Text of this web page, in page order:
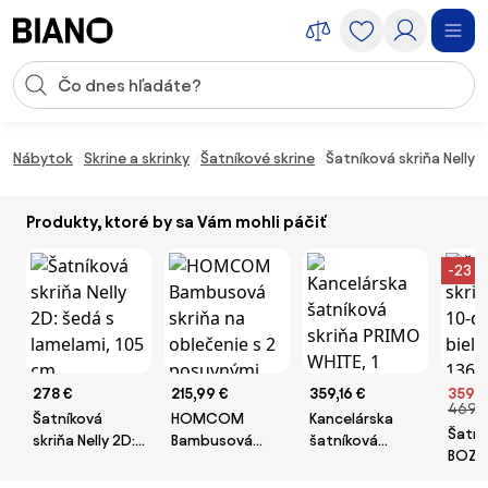
Vstup pre vyhľadávanie
Nábytok Skrine a skrinky Šatníkové skrine Šatníková skriňa Nelly
Produkty, ktoré by sa Vám mohli páčiť
278 €
Šatníková
skriňa Nelly 2D:
215,99 €
HOMCOM
Bambusová
359,16 €
Kancelárska
šatníková
-23 %